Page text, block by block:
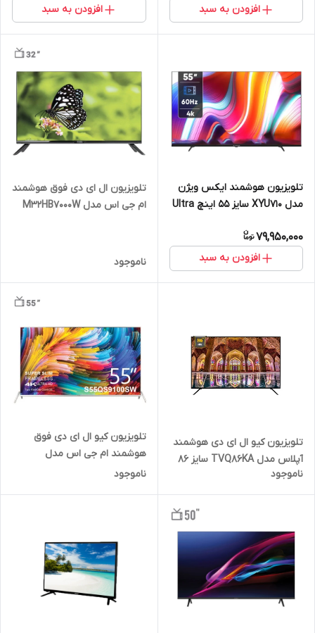
افزودن به سبد افزودن به سبد
تلویزیون هوشمند ایکس ویژن
مدل XYU710 سایز ۵۵ اینچ Ultra
79,950,000
افزودن به سبد
تلویزیون ال ای دی فوق هوشمند
ام جی اس مدل M32HB7000W
ناموجود
تلویزیون کیو ال ای دی هوشمند
آپلاس مدل TVQ86KA سایز 86
اینچ
ناموجود
تلویزیون کیو ال ای دی فوق
هوشمند ام جی اس مدل
S55QS9100SW سایز 55 اینچ
ناموجود